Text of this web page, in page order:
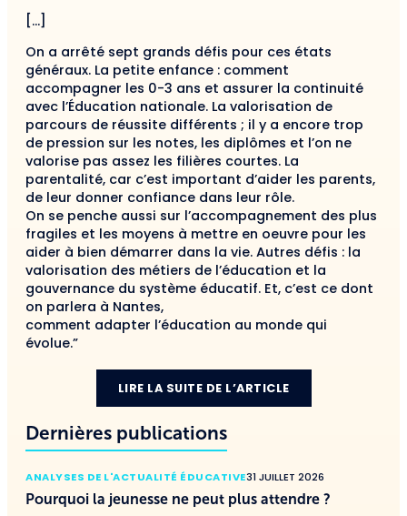
[…]
On a arrêté sept grands défis pour ces états
généraux. La petite enfance : comment
accompagner les 0-3 ans et assurer la continuité
avec l’Éducation nationale. La valorisation de
parcours de réussite différents ; il y a encore trop
de pression sur les notes, les diplômes et l’on ne
valorise pas assez les filières courtes. La
parentalité, car c’est important d’aider les parents,
de leur donner confiance dans leur rôle.
On se penche aussi sur l’accompagnement des plus
fragiles et les moyens à mettre en oeuvre pour les
aider à bien démarrer dans la vie. Autres défis : la
valorisation des métiers de l’éducation et la
gouvernance du système éducatif. Et, c’est ce dont
on parlera à Nantes,
comment adapter l’éducation au monde qui
évolue.”
LIRE LA SUITE DE L’ARTICLE
Dernières publications
ANALYSES DE L'ACTUALITÉ ÉDUCATIVE31 JUILLET 2026
Pourquoi la jeunesse ne peut plus attendre ?